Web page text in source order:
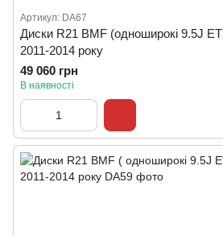
Артикул: DA67
Диски R21 BMF (одноширокі 9.5J
2011-2014 року
49 060 грн
В наявності